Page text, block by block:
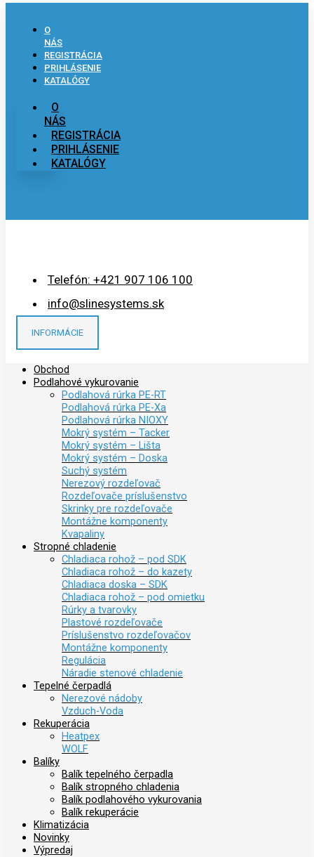
O
NÁS
REGISTRÁCIA
PRIHLÁSENIE
KATALÓGY
O
NÁS
REGISTRÁCIA
PRIHLÁSENIE
KATALÓGY
Telefón: +421 907 106 100
info@slinesystems.sk
INFORMÁCIE
Obchod
Podlahové vykurovanie
Podlahová rúrka PE-RT
Podlahová rúrka PE-Xa
Podlahová rúrka NIOXY
Mokrý systém – Tacker
Mokrý systém – Lišta
Mokrý systém – Doska
Suchý systém
Nerezový rozdeľovač
Rozdeľovače príslušenstvo
Skrinky pre rozdeľovače
Montážne komponenty
Kvapaliny
Stropné chladenie
Chladiaca rohož – pod SDK
Chladiaca rohož – do kazety
Chladiaca doska – SDK
Chladiaca rohož – pod omietku
Rúrky a tvarovky
Plastové rozdeľovače
Príslušenstvo rozdeľovačov
Montážne komponenty
Regulácia
Náradie stenové chladenie
Tepelné čerpadlá
Nerezové nádoby
Vzduch-Voda
Rekuperácia
Heatpex
WOLF
Balíky
Balík tepelného čerpadla
Balík stropného chladenia
Balík podlahového vykurovania
Balík rekuperácie
Klimatizácia
Novinky
Výpredaj